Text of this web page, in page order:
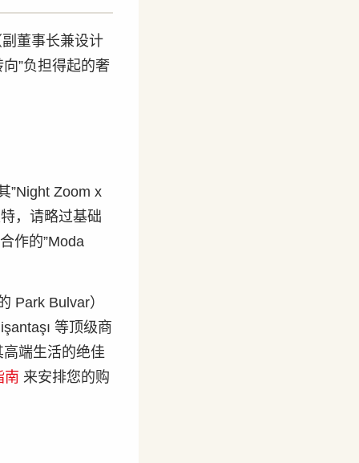
董事长兼设计
”负担得起的奢
”Night Zoom x
，请略过基础
作的”Moda
Park Bulvar）
等顶级商
端生活的绝佳
南 来安排您的购